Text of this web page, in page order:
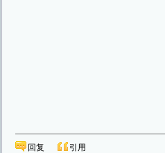
回复 引用